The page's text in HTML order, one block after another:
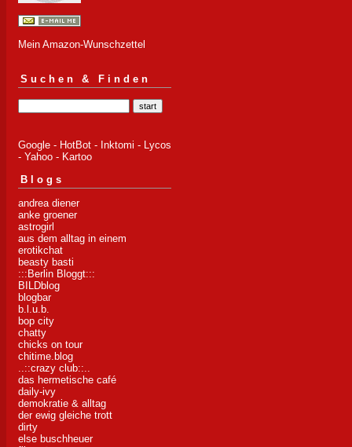
Mein Amazon-Wunschzettel
Suchen & Finden
Google - HotBot - Inktomi - Lycos
- Yahoo - Kartoo
Blogs
andrea diener
anke groener
astrogirl
aus dem alltag in einem
erotikchat
beasty basti
:::Berlin Bloggt:::
BILDblog
blogbar
b.l.u.b.
bop city
chatty
chicks on tour
chitime.blog
..::crazy club::..
das hermetische café
daily-ivy
demokratie & alltag
der ewig gleiche trott
dirty
else buschheuer